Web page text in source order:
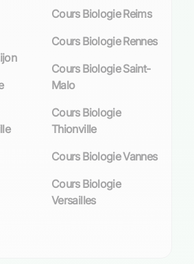
et renforcement scolaire
les cours particuliers de
de sauvetage pour les
à naviguer dans les méandres
Claire, par exemple,
le cycle cellulaire et la
soutien scolaire
d’une approche
lui permettant de
avec l’aide d’un expert
ne se contentent
des connaissances ; ils
Cours Biologie Reims
Cours Biologie Rennes
Cours Biologie Saint-
Malo
Cours Biologie
Thionville
Cours Biologie Vannes
Cours Biologie
Versailles